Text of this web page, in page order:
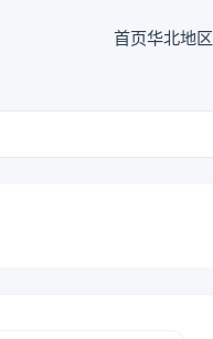
首页华北地区